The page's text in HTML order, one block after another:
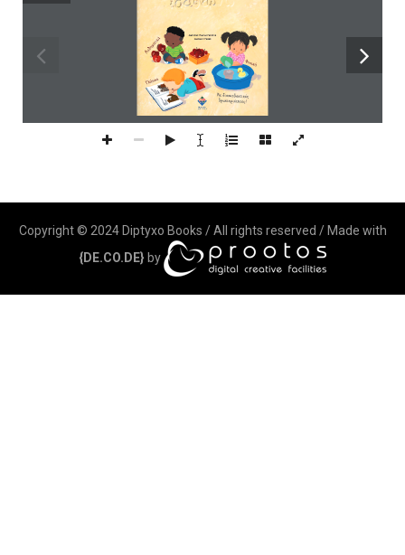
Copyright © 2024 Diptyxo Books / All rights reserved / Made with
{DE.CO.DE} by